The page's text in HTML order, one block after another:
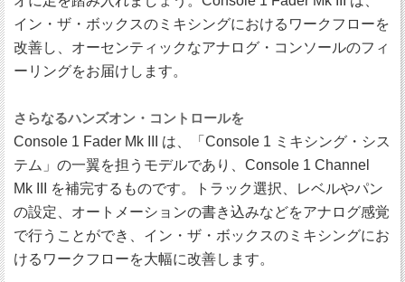
イン・ザ・ボックスのミキシングにおけるワークフローを
改善し、オーセンティックなアナログ・コンソールのフィ
ーリングをお届けします。
さらなるハンズオン・コントロールを
Console 1 Fader Mk III は、「Console 1 ミキシング・シス
テム」の一翼を担うモデルであり、Console 1 Channel
Mk III を補完するものです。トラック選択、レベルやパン
の設定、オートメーションの書き込みなどをアナログ感覚
で行うことができ、イン・ザ・ボックスのミキシングにお
けるワークフローを大幅に改善します。